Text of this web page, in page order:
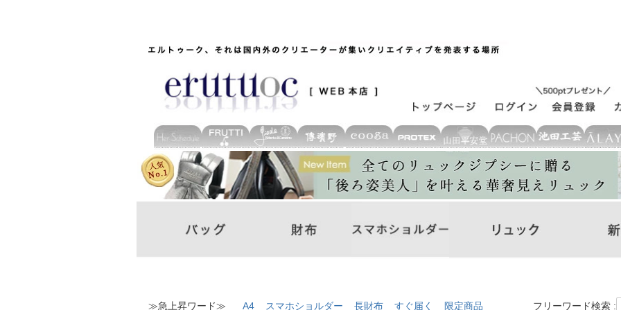
≫急上昇ワード≫ A4 スマホショルダー 長財布 すぐ届く 限定商品 フリーワード検索 :